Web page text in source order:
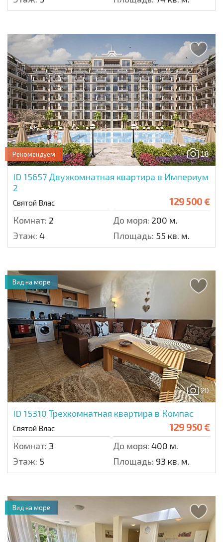
18
Рекомендуем
ID 15657 Двухкомнатная квартира в Империум
2
Святой Влас 129 500 €
Комнат: 2 До моря: 200 м.
Этаж: 4 Площадь: 55 кв. м.
20
ID 15310 Трехкомнатная квартира в Компас
Святой Влас 129 950 €
Комнат: 3 До моря: 400 м.
Этаж: 5 Площадь: 93 кв. м.
Вид на море
Вид на море